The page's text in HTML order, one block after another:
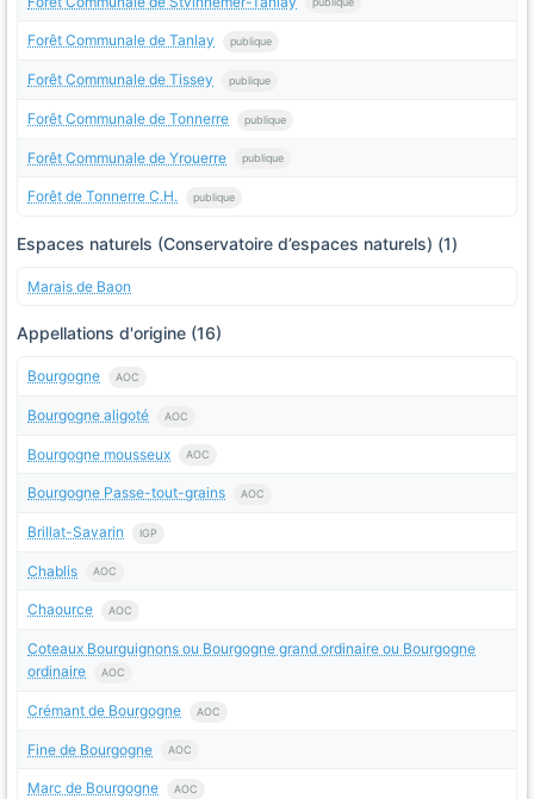
Forêt Communale de Tanlay publique
Forêt Communale de Tissey publique
Forêt Communale de Tonnerre publique
Forêt Communale de Yrouerre publique
Forêt de Tonnerre C.H. publique
Espaces naturels (Conservatoire d’espaces naturels) (1)
Marais de Baon
Appellations d'origine (16)
Bourgogne AOC
Bourgogne aligoté AOC
Bourgogne mousseux AOC
Bourgogne Passe-tout-grains AOC
Brillat-Savarin IGP
Chablis AOC
Chaource AOC
Coteaux Bourguignons ou Bourgogne grand ordinaire ou Bourgogne
ordinaire
AOC
Crémant de Bourgogne AOC
Fine de Bourgogne AOC
Marc de Bourgogne AOC